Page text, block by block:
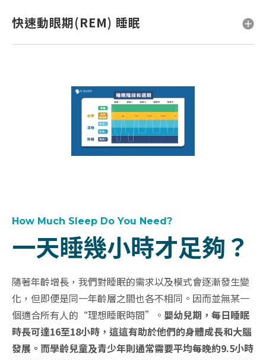
快速動眼期(REM) 睡眠
How Much Sleep Do You Need?
一天睡幾小時才足夠？
隨著年齡增長，我們對睡眠的需求以及模式會逐漸發生變
化，但即便是同一年齡層之間也各不相同。因而並無某一
個適合所有人的“理想睡眠時間”。 嬰幼兒期，每日睡眠
時長可達16至18小時，這這有助於他們的身體成長和大腦
發展。而學齡兒童及青少年則通常需要平均每晚約9.5小時